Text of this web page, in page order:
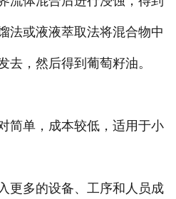
法或液液萃取法将混合物中
去，然后得到葡萄籽油。
单，成本较低，适用于小
多的设备、工序和人员成